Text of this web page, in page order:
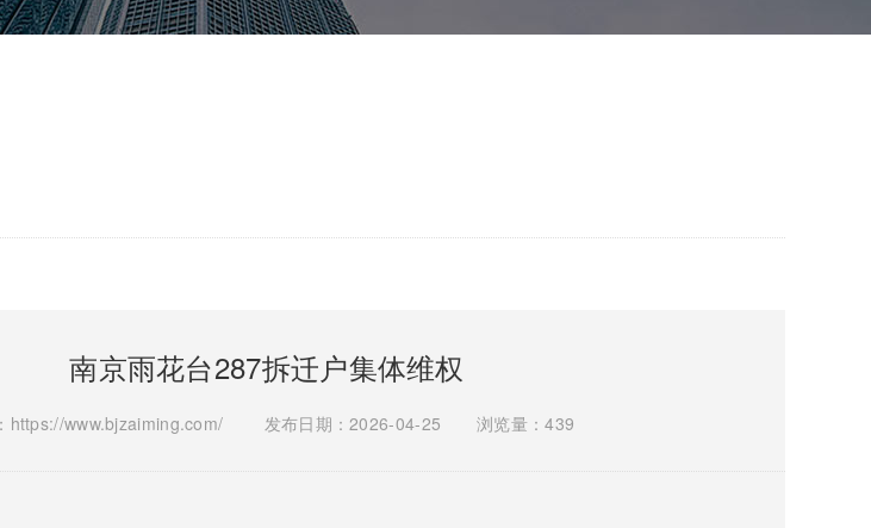
南京雨花台287拆迁户集体维权
https://www.bjzaiming.com/ 发布日期：2026-04-25 浏览量：439